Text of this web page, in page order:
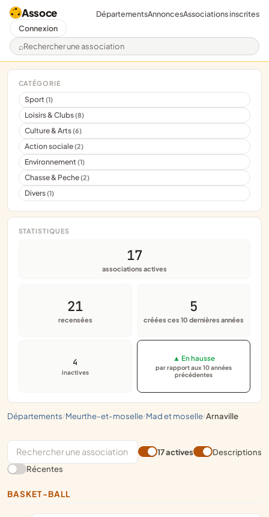
Assoce
Rechercher une association
DépartementsAnnoncesAssociations inscrites
Connexion
départements/ meurthe-et-moselle/ mad et moselle/ arnaville
CATÉGORIE
Sport(1)
Loisirs & Clubs(8)
Culture & Arts(6)
Action sociale(2)
Environnement(1)
Chasse & Peche(2)
Divers(1)
STATISTIQUES
17
associations actives
21
recensées
5
créées ces 10 dernières années
4
inactives
▲ En hausse
par rapport aux 10 années
précédentes
17 actives
Descriptions
Récentes
BASKET-BALL